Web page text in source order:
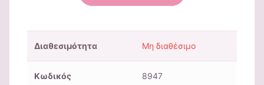
Διαθεσιμότητα Μη διαθέσιμο
Κωδικός 8947